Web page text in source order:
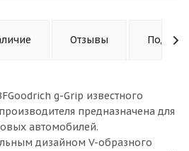
Отзывы
g-Grip известного
предназначена для
автомобилей.
дизайном V-образного